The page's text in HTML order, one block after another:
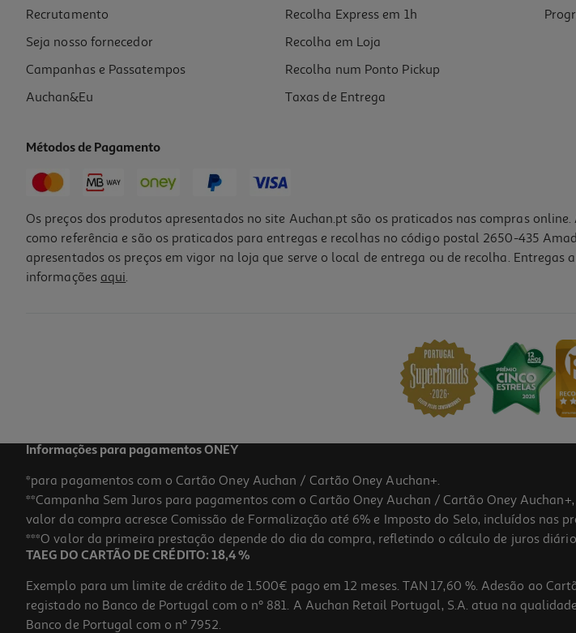
32,99 €
-20%
Recrutamento
Seja nosso fornecedor
Campanhas e Passatempos
Auchan&Eu
Recolha Express em 1h
Recolha em Loja
Recolha num Ponto Pickup
Taxas de Entrega
Métodos de Pagamento
Os preços dos produtos apresentados no site Auchan.pt são os praticados nas compras
como referência e são os praticados para entregas e recolhas no código postal 2650-435
apresentados os preços em vigor na loja que serve o local de entrega ou de recolha.
informações aqui.
Informações para pagamentos ONEY
*para pagamentos com o Cartão Oney Auchan / Cartão Oney Auchan+.
**Campanha Sem Juros para pagamentos com o Cartão Oney Auchan / Cartão Oney
valor da compra acresce Comissão de Formalização até 6% e Imposto do Selo, incluídos nas
***O valor da primeira prestação depende do dia da compra, refletindo o cálculo de juros
TAEG DO CARTÃO DE CRÉDITO: 18,4 %
Exemplo para um limite de crédito de 1.500€ pago em 12 meses. TAN 17,60 %. Adesão ao
registado no Banco de Portugal com o nº 881. A Auchan Retail Portugal, S.A. atua na
Banco de Portugal com o nº 7952.